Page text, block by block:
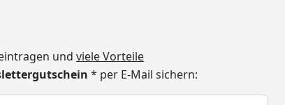
und viele Vorteile
* per E-Mail sichern: